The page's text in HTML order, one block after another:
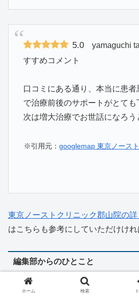
5.0yamaguchi
すすめコメント
口コミにある通り、本当に患者
で治療前後のサポートがとても
次は増大治療でお世話になろう
※引用元：googlemap 東京ノース
東京ノーストクリニック郡山院の詳
はこちらも参考にしていただけけれ
編集部からのひとこと
郡山で「安い」「おすすめ」の包
ホーム 検索